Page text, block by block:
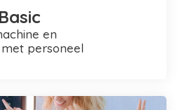
personeel